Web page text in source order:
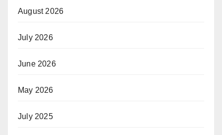
August 2026
July 2026
June 2026
May 2026
July 2025